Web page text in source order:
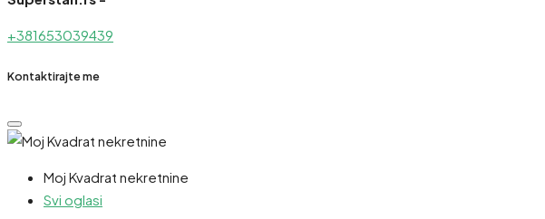
+381653039439
Kontaktirajte me
Moj Kvadrat nekretnine
Svi oglasi